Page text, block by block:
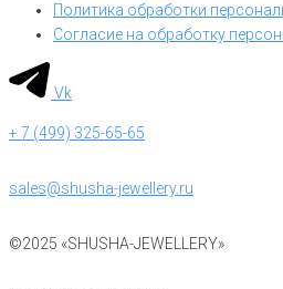
Политика обработки
Согласие на обработку
Vk
+ 7 (499) 325-65-65
sales@shusha-jewellery.ru
©2025 «SHUSHA-JEWELLERY»